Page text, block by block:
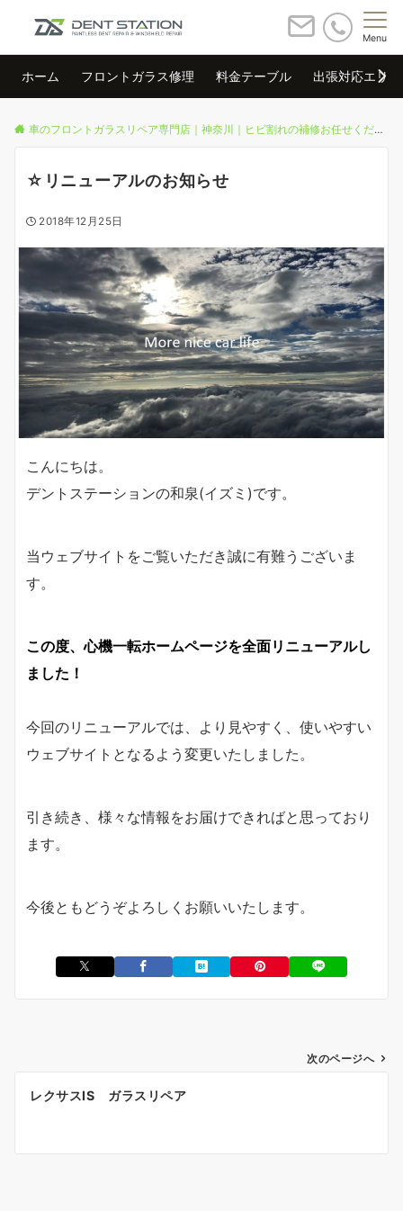
Menu
ホーム フロントガラス修理 料金テーブル 出張対応エリア
車のフロントガラスリペア専門店｜神奈川｜ヒビ割れの補修お任せください
☆リニューアルのお知らせ
2018年12月25日
こんにちは。
デントステーションの和泉(イズミ)です。
当ウェブサイトをご覧いただき誠に有難うございま
す。
この度、心機一転ホームページを全面リニューアルし
ました！
今回のリニューアルでは、より見やすく、使いやすい
ウェブサイトとなるよう変更いたしました。
引き続き、様々な情報をお届けできればと思っており
ます。
今後ともどうぞよろしくお願いいたします。
稿
次のページへ
レクサスIS ガラスリペア